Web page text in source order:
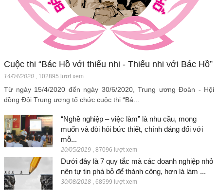
Cuộc thi “Bác Hồ với thiếu nhi - Thiếu nhi với Bác Hồ”
14/04/2020 102895 lượt xem
Từ ngày 15/4/2020 đến ngày 30/6/2020, Trung ương Đoàn - Hội
đồng Đội Trung ương tổ chức cuộc thi “Bá...
“Nghề nghiệp – việc làm” là nhu cầu, mong
muốn và đòi hỏi bức thiết, chính đáng đối với
mỗ...
20/05/2019 87096 lượt xem
Dưới đây là 7 quy tắc mà các doanh nghiệp nhỏ
nên tự tin phá bỏ để thành công, hơn là làm ...
30/08/2018 68599 lượt xem